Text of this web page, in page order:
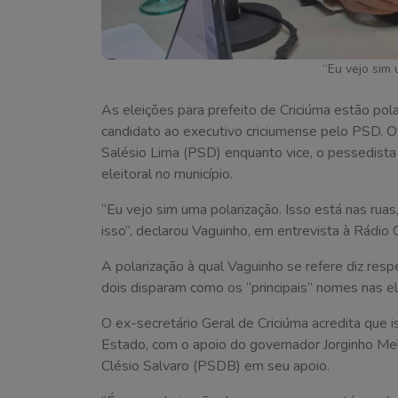
“Eu vejo sim
As eleições para prefeito de Criciúma estão
candidato ao executivo criciumense pelo PSD.
Salésio Lima (PSD) enquanto vice, o
eleitoral no município.
“Eu vejo sim uma polarização. Isso está nas
isso”, declarou Vaguinho, em entrevista à Rádio
A polarização à qual Vaguinho se refere diz
dois disparam como os “principais” nomes nas
O ex-secretário Geral de Criciúma acredita
Estado, com o apoio do governador Jorginho
Clésio Salvaro (PSDB) em seu apoio.